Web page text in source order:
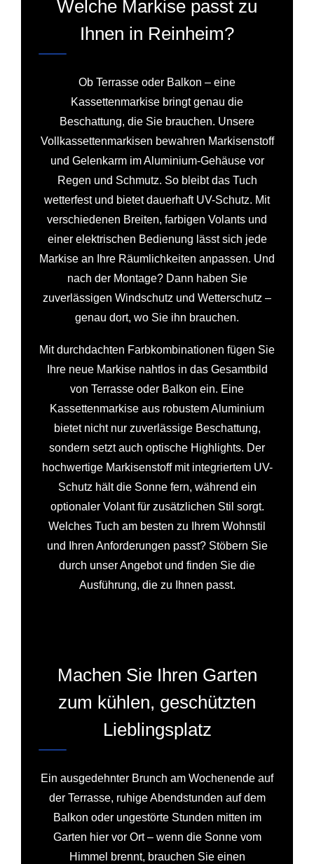
Welche Markise passt zu
Ihnen in Reinheim?
Ob Terrasse oder Balkon – eine
Kassettenmarkise bringt genau die
Beschattung, die Sie brauchen. Unsere
Vollkassettenmarkisen bewahren Markisenstoff
und Gelenkarm im Aluminium-Gehäuse vor
Regen und Schmutz. So bleibt das Tuch
wetterfest und bietet dauerhaft UV-Schutz. Mit
verschiedenen Breiten, farbigen Volants und
einer elektrischen Bedienung lässt sich jede
Markise an Ihre Räumlichkeiten anpassen. Und
nach der Montage? Dann haben Sie
zuverlässigen Windschutz und Wetterschutz –
genau dort, wo Sie ihn brauchen.
Mit durchdachten Farbkombinationen fügen Sie
Ihre neue Markise nahtlos in das Gesamtbild
von Terrasse oder Balkon ein. Eine
Kassettenmarkise aus robustem Aluminium
bietet nicht nur zuverlässige Beschattung,
sondern setzt auch optische Highlights. Der
hochwertige Markisenstoff mit integriertem UV-
Schutz hält die Sonne fern, während ein
optionaler Volant für zusätzlichen Stil sorgt.
Welches Tuch am besten zu Ihrem Wohnstil
und Ihren Anforderungen passt? Stöbern Sie
durch unser Angebot und finden Sie die
Ausführung, die zu Ihnen passt.
Machen Sie Ihren Garten
zum kühlen, geschützten
Lieblingsplatz
Ein ausgedehnter Brunch am Wochenende auf
der Terrasse, ruhige Abendstunden auf dem
Balkon oder ungestörte Stunden mitten im
Garten hier vor Ort – wenn die Sonne vom
Himmel brennt, brauchen Sie einen